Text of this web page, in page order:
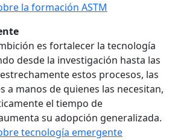
la formación ASTM
es fortalecer la tecnología
desde la investigación hasta las
estos procesos, las
a manos de quienes las necesitan,
el tiempo de
su adopción generalizada.
tecnología emergente